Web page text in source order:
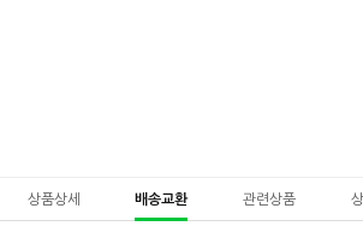
상품상세 배송교환 관련상품